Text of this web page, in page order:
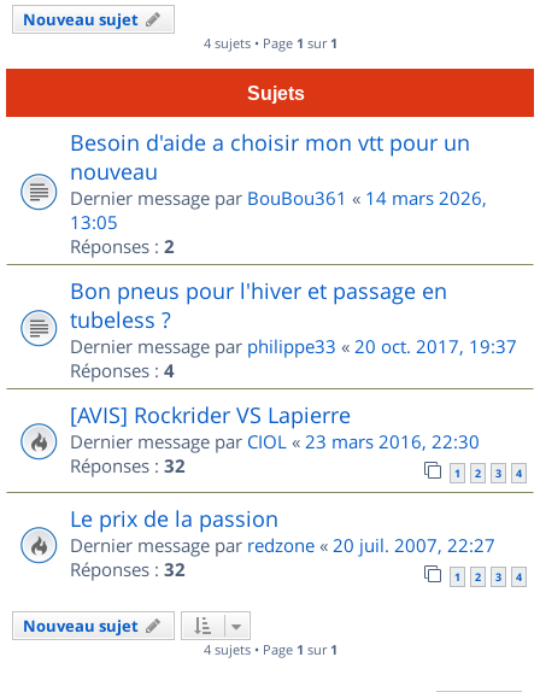
Nouveau sujet
4 sujets • Page 1 sur 1
Sujets
Besoin d'aide a choisir mon vtt pour un
nouveau
Dernier message par BouBou361 « 14 mars 2026,
13:05
Réponses : 2
Bon pneus pour l'hiver et passage en
tubeless ?
Dernier message par philippe33 « 20 oct. 2017, 19:37
Réponses : 4
[AVIS] Rockrider VS Lapierre
Dernier message par CIOL « 23 mars 2016, 22:30
Réponses : 32 1 2 3 4
Le prix de la passion
Dernier message par redzone « 20 juil. 2007, 22:27
Réponses : 32 1 2 3 4
Nouveau sujet
4 sujets • Page 1 sur 1